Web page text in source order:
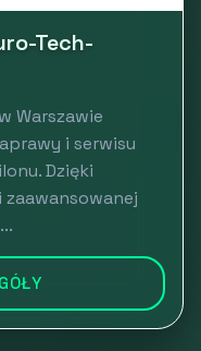
Tech-
Warszawie
i serwisu
Dzięki